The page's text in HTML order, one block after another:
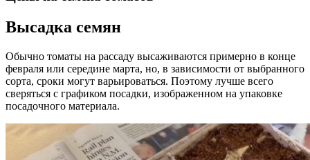
Высадка семян
Обычно томаты на рассаду высаживаются примерно в конце
февраля или середине марта, но, в зависимости от выбранного
сорта, сроки могут варьироваться. Поэтому лучше всего
сверяться с графиком посадки, изображенном на упаковке
посадочного материала.